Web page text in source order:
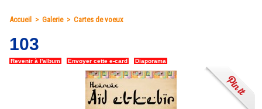
Accueil > Galerie > Cartes de voeux
103
Revenir à l'album Envoyer cette e-card Diaporama